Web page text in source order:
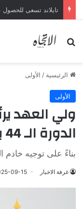
بحث عن
الرئيسية / الأولى
الأولى
ولي العهد
الدورة الـ 44 بالدوحة
بناءً على توجيه خادم
غرفة الاخبار 09-15